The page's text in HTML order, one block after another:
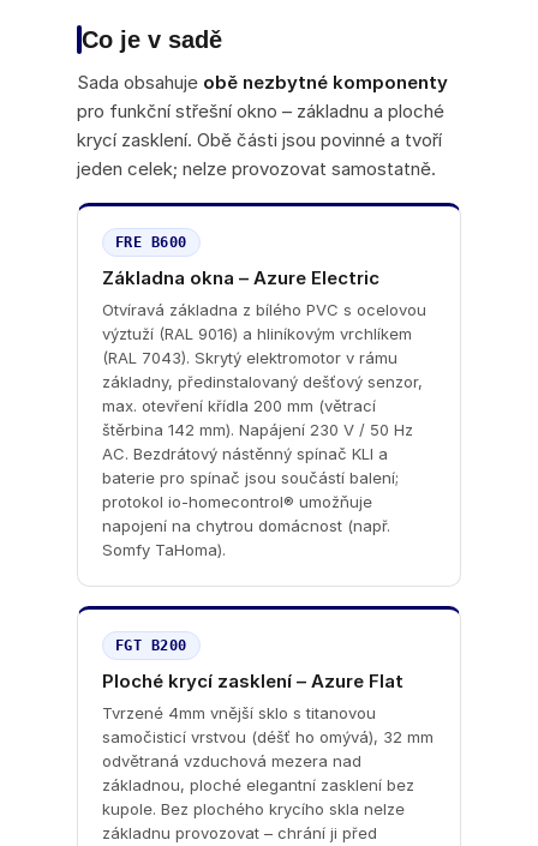
Co je v sadě
Sada obsahuje obě nezbytné komponenty
pro funkční střešní okno – základnu a ploché
krycí zasklení. Obě části jsou povinné a tvoří
jeden celek; nelze provozovat samostatně.
FRE B600
Základna okna – Azure Electric
Otvíravá základna z bílého PVC s ocelovou
výztuží (RAL 9016) a hliníkovým vrchlíkem
(RAL 7043). Skrytý elektromotor v rámu
základny, předinstalovaný dešťový senzor,
max. otevření křídla 200 mm (větrací
štěrbina 142 mm). Napájení 230 V / 50 Hz
AC. Bezdrátový nástěnný spínač KLI a
baterie pro spínač jsou součástí balení;
protokol io-homecontrol® umožňuje
napojení na chytrou domácnost (např.
Somfy TaHoma).
FGT B200
Ploché krycí zasklení – Azure Flat
Tvrzené 4mm vnější sklo s titanovou
samočisticí vrstvou (déšť ho omývá), 32 mm
odvětraná vzduchová mezera nad
základnou, ploché elegantní zasklení bez
kupole. Bez plochého krycího skla nelze
základnu provozovat – chrání ji před